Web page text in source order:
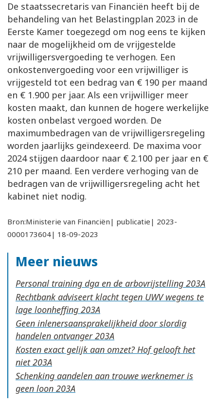
De staatssecretaris van Financiën heeft bij de
behandeling van het Belastingplan 2023 in de
Eerste Kamer toegezegd om nog eens te kijken
naar de mogelijkheid om de vrijgestelde
vrijwilligersvergoeding te verhogen. Een
onkostenvergoeding voor een vrijwilliger is
vrijgesteld tot een bedrag van € 190 per maand
en € 1.900 per jaar. Als een vrijwilliger meer
kosten maakt, dan kunnen de hogere werkelijke
kosten onbelast vergoed worden. De
maximumbedragen van de vrijwilligersregeling
worden jaarlijks geïndexeerd. De maxima voor
2024 stijgen daardoor naar € 2.100 per jaar en €
210 per maand. Een verdere verhoging van de
bedragen van de vrijwilligersregeling acht het
kabinet niet nodig.
Bron:Ministerie van Financiën| publicatie| 2023-
0000173604| 18-09-2023
Meer nieuws
Personal training dga en de arbovrijstelling
Rechtbank adviseert klacht tegen UWV wegens te
lage loonheffing
Geen inlenersaansprakelijkheid door slordig
handelen ontvanger
Kosten exact gelijk aan omzet? Hof gelooft het
niet
Schenking aandelen aan trouwe werknemer is
geen loon